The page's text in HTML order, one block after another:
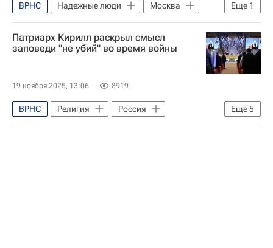
Еще 1
ВРНС Надежные люди
Москва
Сергей Степашин
Патриарх Кирилл раскрыл смысл
заповеди "не убий" во время войны
19 ноября 2025, 13:06 8919
Еще5
ВРНС Религия
Россия
Общество